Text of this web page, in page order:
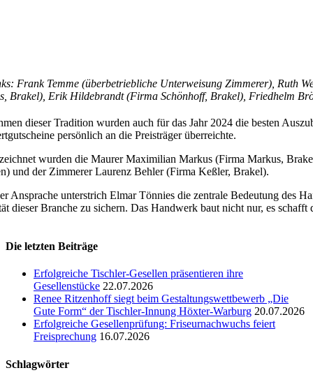
Frank Temme (überbetriebliche Unterweisung Zimmerer), Ruth
Brakel), Erik Hildebrandt (Firma Schönhoff, Brakel), Friedhelm
dieser Tradition wurden auch für das Jahr 2024 die besten
persönlich an die Preisträger überreichte.
wurden die Maurer Maximilian Markus (Firma Markus,
und der Zimmerer Laurenz Behler (Firma Keßler, Brakel).
Ansprache unterstrich Elmar Tönnies die zentrale Bedeutung des
dieser Branche zu sichern. Das Handwerk baut nicht nur, es
Die letzten Beiträge
Erfolgreiche Tischler-Gesellen präsentieren ihre
Gesellenstücke 22.07.2026
Renee Ritzenhoff siegt beim Gestaltungswettbewerb „Die
Gute Form“ der Tischler-Innung Höxter-Warburg 20.07.2026
Erfolgreiche Gesellenprüfung: Friseurnachwuchs feiert
Freisprechung 16.07.2026
Schlagwörter